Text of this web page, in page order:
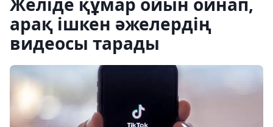
арақ ішкен әжелердің
видеосы тарады